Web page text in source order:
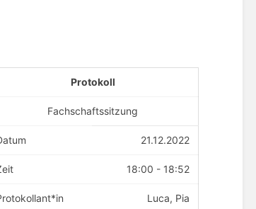
Protokoll
Fachschaftssitzung
21.12.2022
18:00 - 18:52
Luca, Pia